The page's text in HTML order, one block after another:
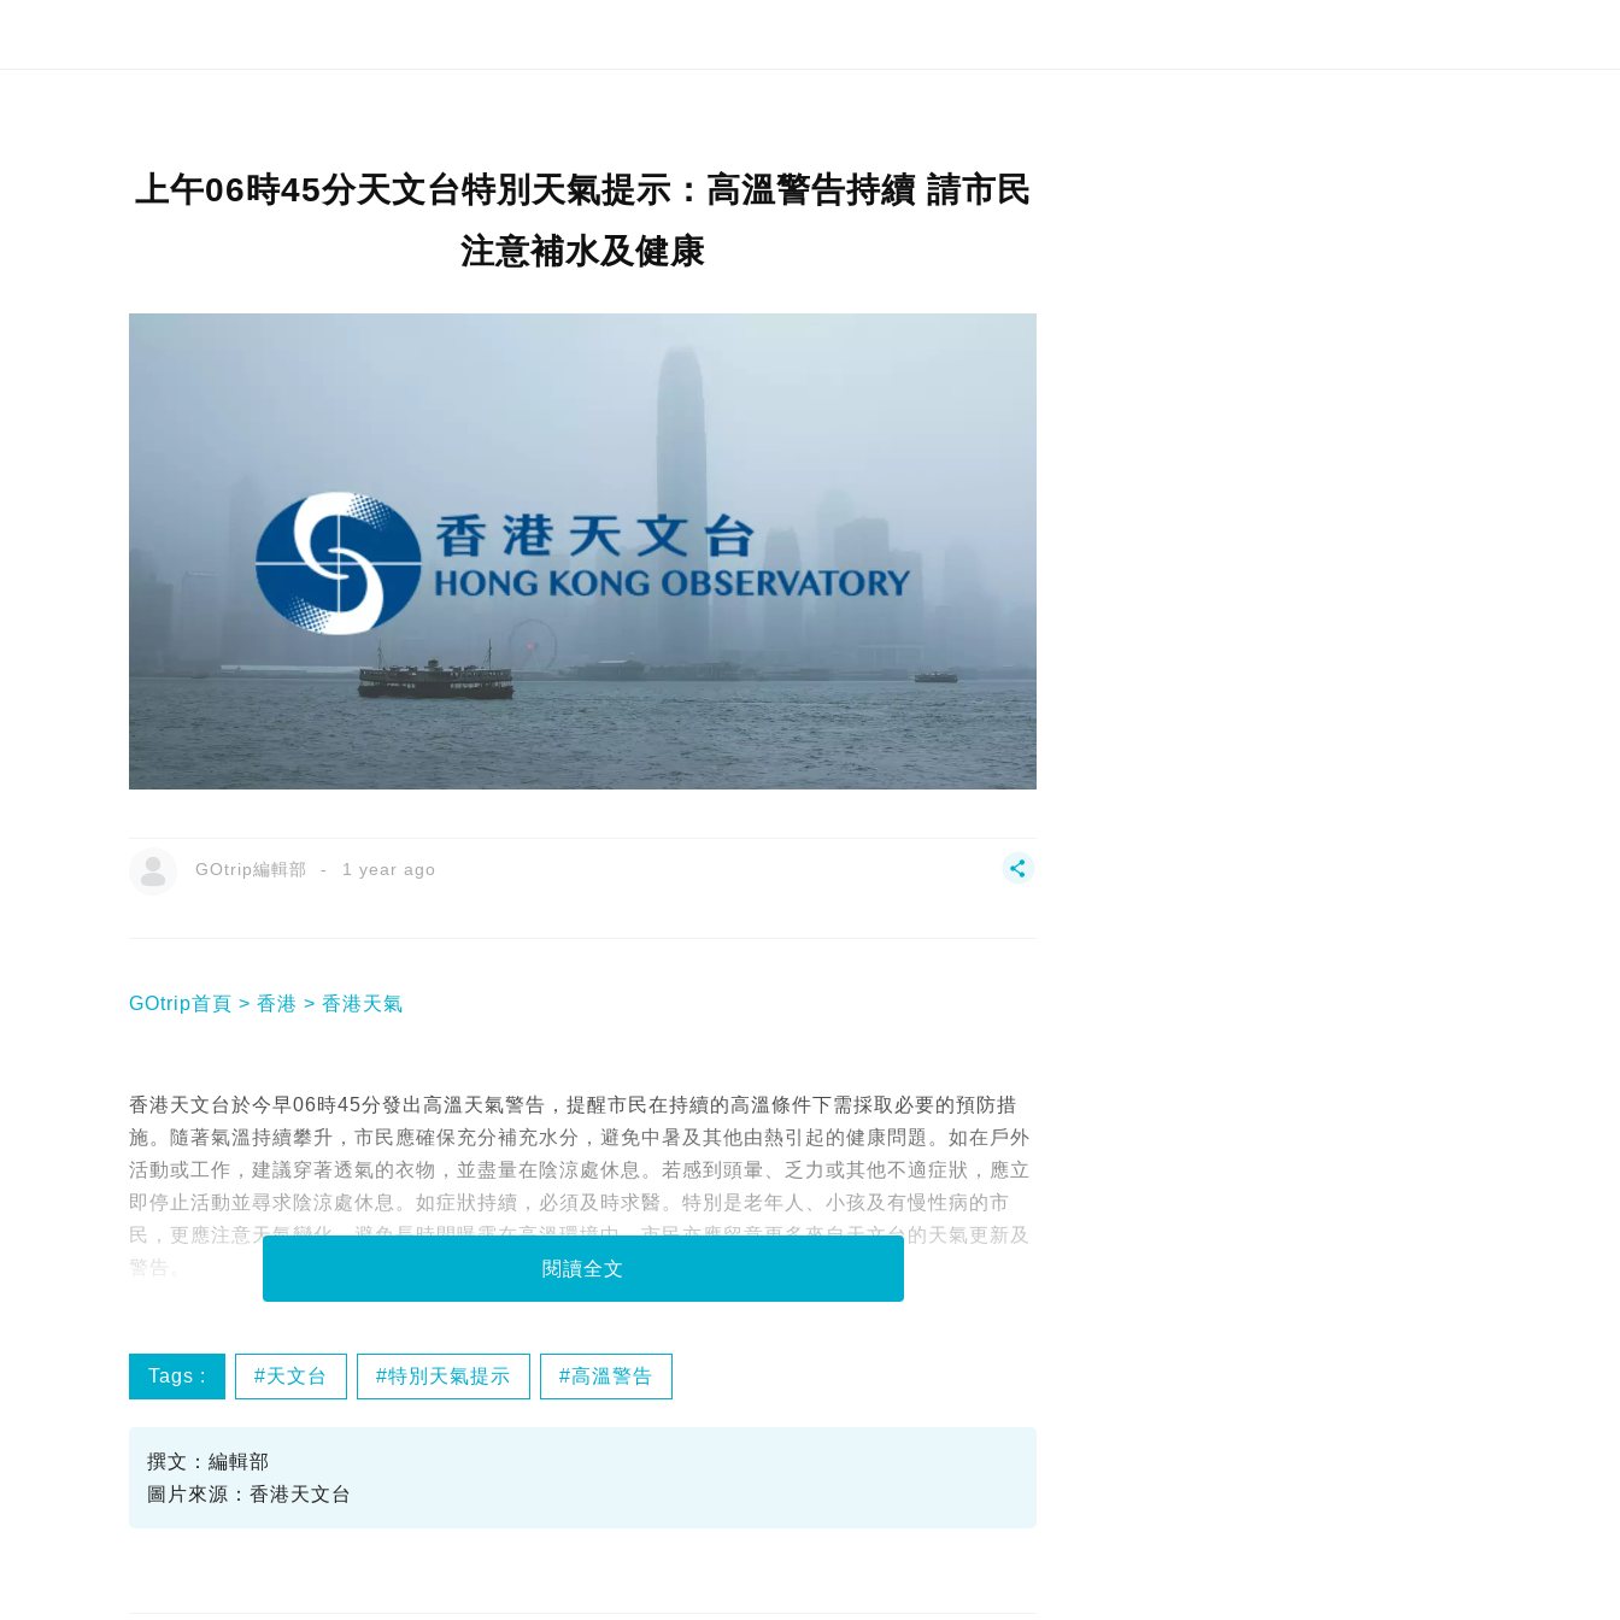
上午06時45分天文台特別天氣提示：高溫警告持續 請市民
注意補水及健康
GOtrip編輯部 1 year ago
GOtrip首頁 香港 香港天氣
香港天文台於今早06時45分發出高溫天氣警告，提醒市民在持續的高溫條件下需採取必要的預防措
施。隨著氣溫持續攀升，市民應確保充分補充水分，避免中暑及其他由熱引起的健康問題。如在戶外
活動或工作，建議穿著透氣的衣物，並盡量在陰涼處休息。若感到頭暈、乏力或其他不適症狀，應立
即停止活動並尋求陰涼處休息。如症狀持續，必須及時求醫。特別是老年人、小孩及有慢性病的市
民，更應注意天氣變化，避免長時間曝露在高溫環境中。市民亦應留意更多來自天文台的天氣更新及
警告。
閱讀全文
Tags : 天文台 特別天氣提示 高溫警告
撰文：編輯部
圖片來源：香港天文台